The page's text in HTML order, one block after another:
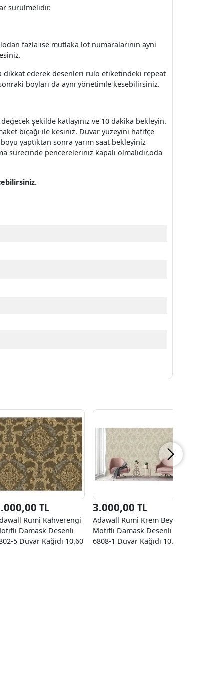
sürülmelidir.
fazla ise mutlaka lot numaralarının aynı
dikkat ederek desenleri rulo etiketindeki repeat
boyları da aynı yönetimle kesebilirsiniz.
şekilde katlayınız ve 10 dakika bekleyin.
bıçağı ile kesiniz. Duvar yüzeyini hafifçe
yaptıktan sonra yarım saat bekleyiniz
sürecinde pencereleriniz kapalı olmalıdır,oda
TL
Rumi Kahverengi
Damask Desenli
5 Duvar Kağıdı 10.60
3.000,00 TL
Adawall Rumi Krem Beyaz
Motifli Damask Desenli
6808-1 Duvar Kağıdı 10.60